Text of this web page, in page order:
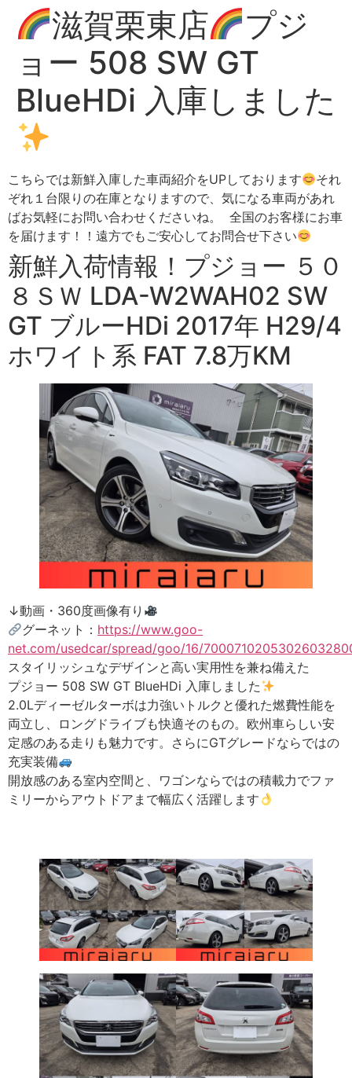
滋賀栗東店
プジ
ョー 508 SW GT
BlueHDi 入庫しました
こちらでは新鮮入庫した車両紹介をUPしております
それ
ぞれ１台限りの在庫となりますので、気になる車両があれ
ばお気軽にお問い合わせくださいね。 全国のお客様にお車
を届けます！！遠方でもご安心してお問合せ下さい
新鮮入荷情報！プジョー ５０
８ＳＷ LDA-W2WAH02 SW
GT ブルーHDi 2017年 H29/4
ホワイト系 FAT 7.8万KM
↓動画・360度画像有り
グーネット： https://www.goo-
net.com/usedcar/spread/goo/16/
スタイリッシュなデザインと高い実用性を兼ね備えた
プジョー 508 SW GT BlueHDi 入庫しました
2.0Lディーゼルターボは力強いトルクと優れた燃費性能を
両立し、ロングドライブも快適そのもの。欧州車らしい安
定感のある走りも魅力です。さらにGTグレードならではの
充実装備
開放感のある室内空間と、ワゴンならではの積載力でファ
ミリーからアウトドアまで幅広く活躍します